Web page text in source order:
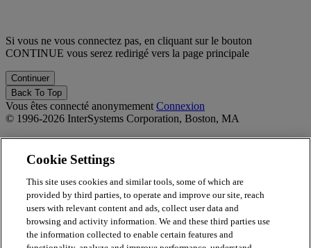
Si vous ne vous connectez pas, en cliquant sur le bouton
CONTINUE vous serez redirigé vers la page principale
Back To Top
Vous êtes connecté anonymement Connexion
© 1996-2026 InterSystems Corporation, Boston, MA
Privacy Statement
Terms of Service
Accessibility
Guarantee
Totara
Report Issue
Cookie Settings
This site uses cookies and similar tools, some of which are
provided by third parties, to operate and improve our site, reach
users with relevant content and ads, collect user data and
browsing and activity information. We and these third parties use
the information collected to enable certain features and